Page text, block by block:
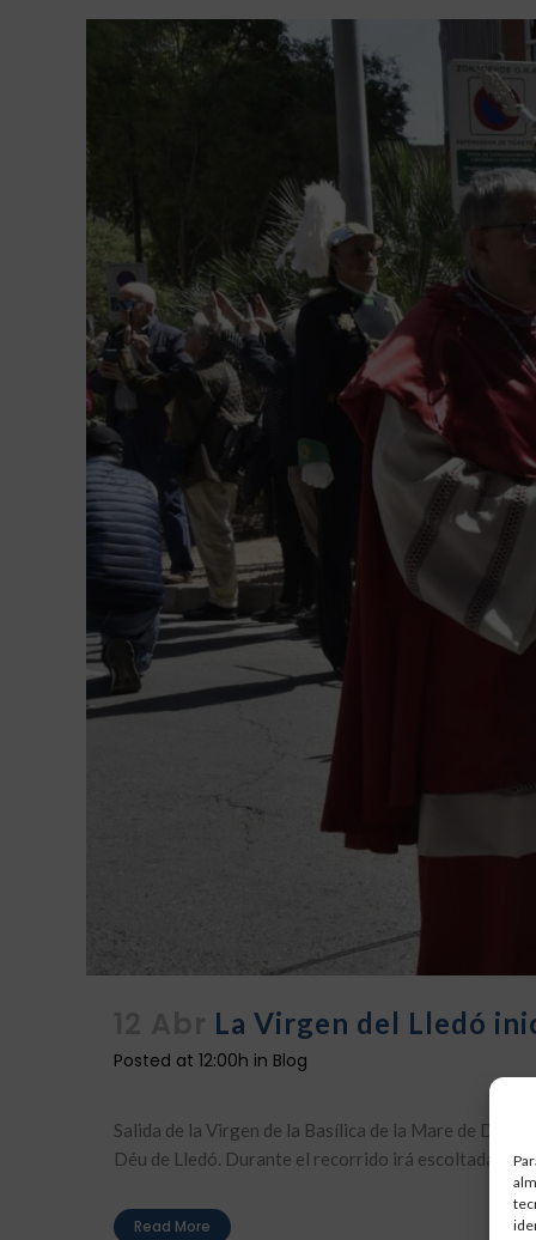
La Virgen del Lledó
Posted at 12:00h in Blog
Salida de la Virgen de la Basílica de la Mare de Déu
Déu de Lledó. Durante el recorrido irá escoltada por
Read More